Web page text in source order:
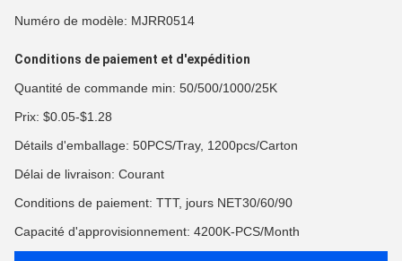
Numéro de modèle: MJRR0514
Conditions de paiement et d'expédition
Quantité de commande min: 50/500/1000/25K
Prix: $0.05-$1.28
Détails d'emballage: 50PCS/Tray, 1200pcs/Carton
Délai de livraison: Courant
Conditions de paiement: TTT, jours NET30/60/90
Capacité d'approvisionnement: 4200K-PCS/Month